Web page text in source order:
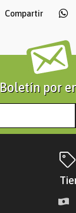
Compartir
Boletín por